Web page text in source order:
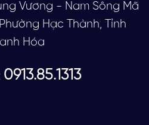
Vương - Nam Sông Mã
Hạc Thành, Tỉnh
Hóa
0913.85.1313